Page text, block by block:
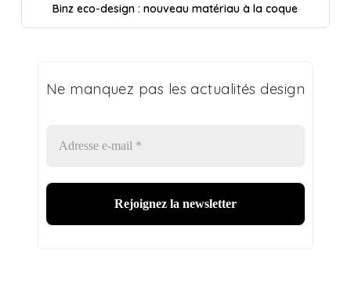
Binz eco-design : nouveau matériau à la coque
Ne manquez pas les actualités design